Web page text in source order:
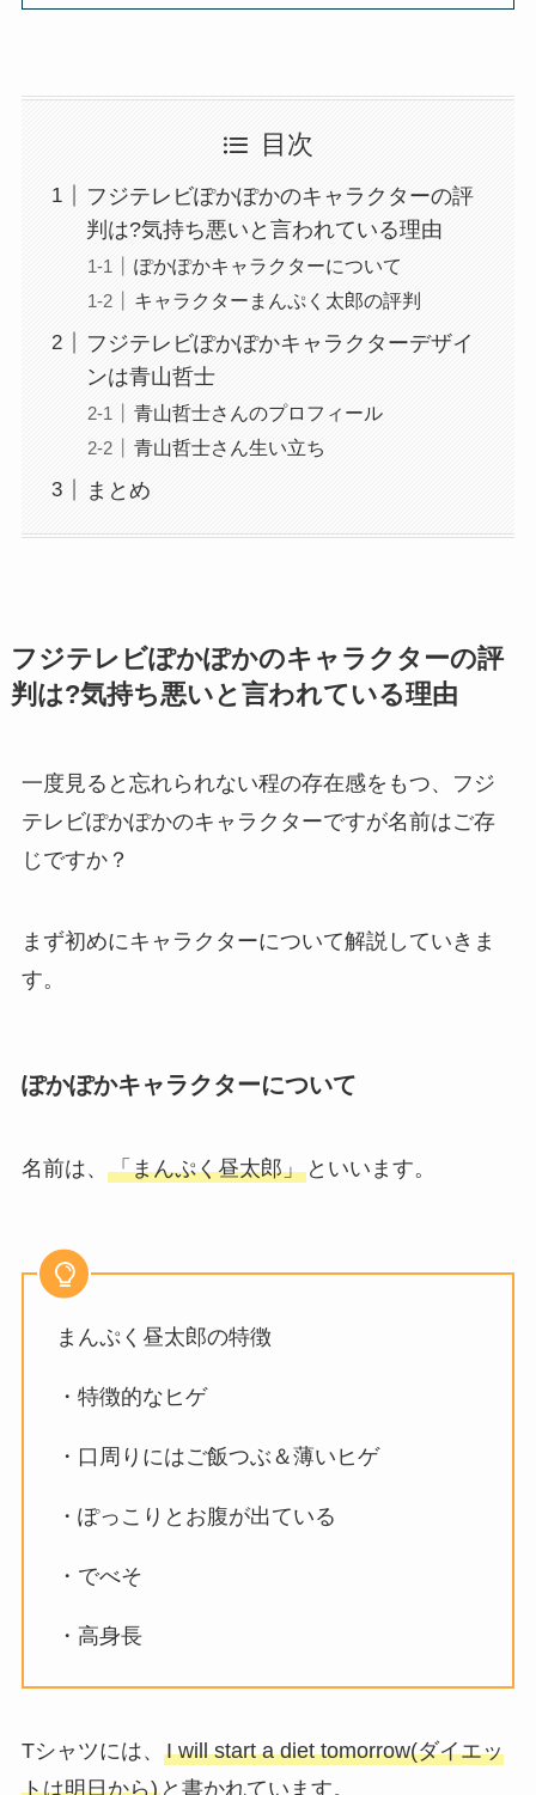
目次
フジテレビぽかぽかのキャラクターの評
判は?気持ち悪いと言われている理由
ぽかぽかキャラクターについて
キャラクターまんぷく太郎の評判
フジテレビぽかぽかキャラクターデザイ
ンは青山哲士
青山哲士さんのプロフィール
青山哲士さん生い立ち
まとめ
フジテレビぽかぽかのキャラクターの評
判は?気持ち悪いと言われている理由
一度見ると忘れられない程の存在感をもつ、フジ
テレビぽかぽかのキャラクターですが名前はご存
じですか？
まず初めにキャラクターについて解説していきま
す。
ぽかぽかキャラクターについて
名前は、 「まんぷく昼太郎」といいます。
まんぷく昼太郎の特徴
・特徴的なヒゲ
・口周りにはご飯つぶ＆薄いヒゲ
・ぽっこりとお腹が出ている
・でべそ
・高身長
Tシャツには、 I will start a diet tomorrow(ダイエッ
トは明日から)と書かれています。